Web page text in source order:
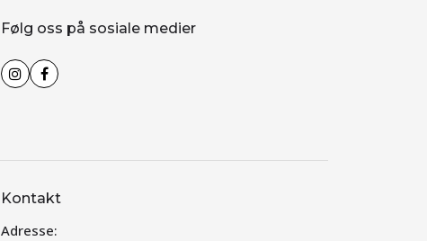
Følg oss på sosiale medier
Kontakt
Adresse: